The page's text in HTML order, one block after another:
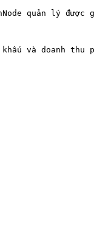
quản lý được
và doanh thu